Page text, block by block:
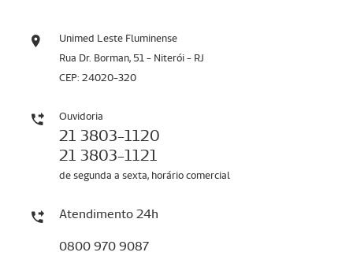
Unimed Leste Fluminense
Rua Dr. Borman, 51 - Niterói - RJ
CEP: 24020-320
Ouvidoria
21 3803-1120
21 3803-1121
de segunda a sexta, horário comercial
Atendimento 24h
0800 970 9087